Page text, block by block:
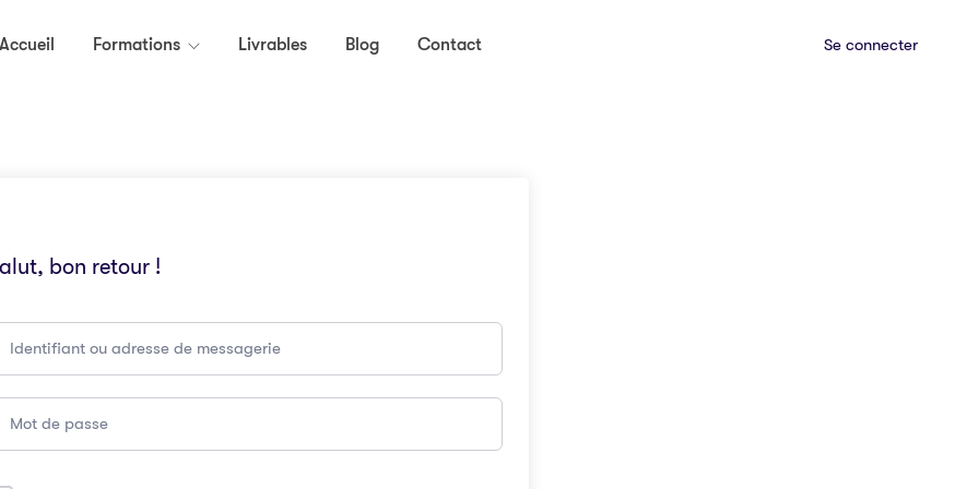
Formations Livrables Blog Contact Se connecter
bon retour !